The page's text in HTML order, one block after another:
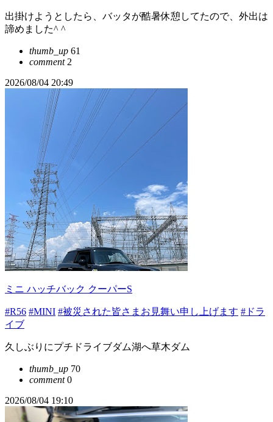
出掛けようとしたら、バッタが酷暑休憩してたので、外出は
諦めました^ ^
thumb_up 61
comment2
2026/08/04 20:49
ミニ ハッチバック クーパーS
#R56 #MINI #被災された皆さまお見舞い申し上げます #ドラ
イブ
久しぶりにプチドライブダム湖へ草木ダム
thumb_up 70
comment0
2026/08/04 19:10